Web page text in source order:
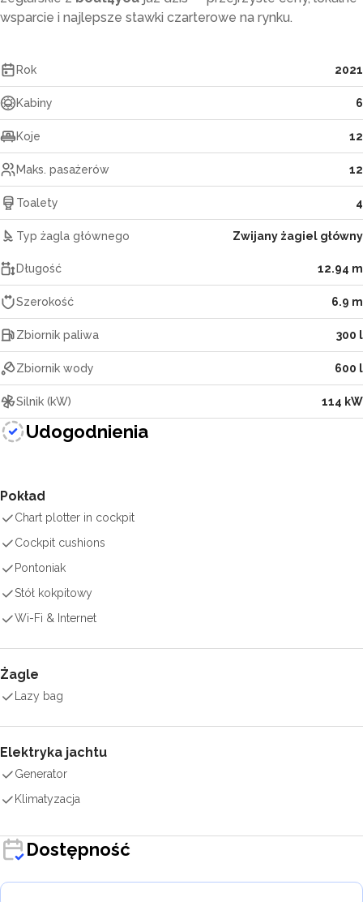
wsparcie i najlepsze stawki czarterowe na rynku.
Rok 2021
Kabiny 6
Koje 12
Maks. pasażerów 12
Toalety 4
Typ żagla głównego Zwijany żagiel główny
Długość 12.94 m
Szerokość 6.9 m
Zbiornik paliwa 300 l
Zbiornik wody 600 l
Silnik (kW) 114 kW
Udogodnienia
Pokład
Chart plotter in cockpit
Cockpit cushions
Pontoniak
Stół kokpitowy
Wi-Fi & Internet
Żagle
Lazy bag
Elektryka jachtu
Generator
Klimatyzacja
Dostępność